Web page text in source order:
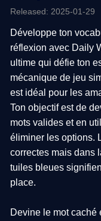
Released: 2025-01-29
Développe ton
réflexion avec Daily
ultime qui défie ton
mécanique de jeu
est idéal pour les
Ton objectif est de
mots valides et en
éliminer les options.
correctes mais dans
tuiles bleues
place.
Devine le mot